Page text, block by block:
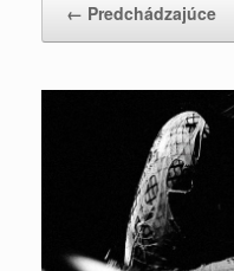
← Predchádzajúce